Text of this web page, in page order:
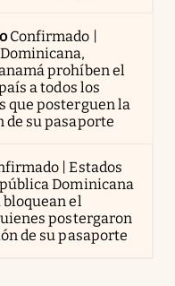
Confirmado |
prohíben el
a todos los
que posterguen la
de su pasaporte
| Estados
Dominicana
bloquean el
postergaron
de su pasaporte